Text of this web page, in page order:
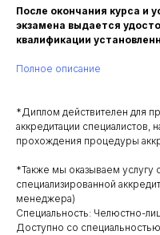
После окончания курса и
экзамена выдается
квалификации
Полное описание
*Диплом действителен для
аккредитации специалистов,
прохождения процедуры
*Также мы оказываем
специализированной
менеджера)
Специальность: Челюстно-
Доступно со